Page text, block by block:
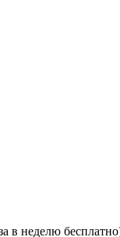
в неделю